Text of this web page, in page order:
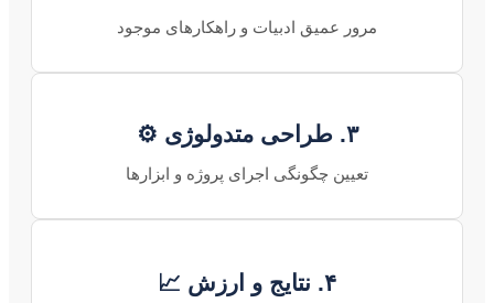
مرور عمیق ادبیات و راهکارهای موجود
۳. طراحی متدولوژی ⚙️
تعیین چگونگی اجرای پروژه و ابزارها
۴. نتایج و ارزش 📈